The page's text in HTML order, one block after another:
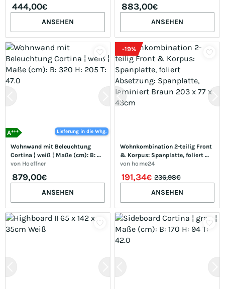
444,00€
ANSEHEN
883,00€
ANSEHEN
Lieferung in die Whg.
A+++
Wohnwand mit Beleuchtung
Cortina ¦ weiß ¦ Maße (cm): B:
320 H: 205 T: 47.0
von Hoeffner
879,00€
ANSEHEN
-19%
Wohnkombination 2-teilig Front
& Korpus: Spanplatte, foliert
Absetzung: Spanplatte,
von home24
191,34€ 236,98€
ANSEHEN